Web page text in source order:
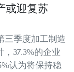
或迎复苏
三季度加工制造
37.3%的企业
认为将保持稳